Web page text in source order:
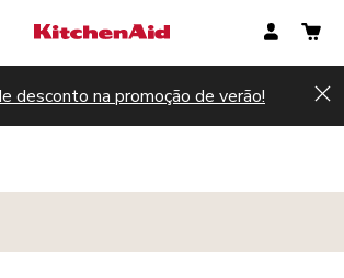
desconto na promoção de verão!